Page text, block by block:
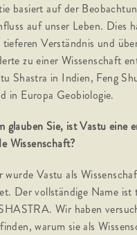
basiert auf der
auf unser Leben. Dies
tieferen Verständnis und
zu einer Wissenschaft
Shastra in Indien, Feng
in Europa Geobiologie.
glauben Sie, ist Vastu eine
Wissenschaft?
wurde Vastu als
Der vollständige Name ist
Wir haben
warum sie als